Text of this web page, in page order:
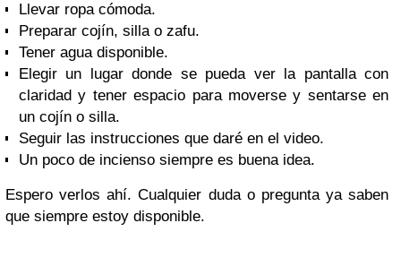
Llevar ropa cómoda.
Preparar cojín, silla o zafu.
Tener agua disponible.
Elegir un lugar donde se pueda ver la pantalla con
claridad y tener espacio para moverse y sentarse en
un cojín o silla.
Seguir las instrucciones que daré en el video.
Un poco de incienso siempre es buena idea.
Espero verlos ahí. Cualquier duda o pregunta ya saben
que siempre estoy disponible.